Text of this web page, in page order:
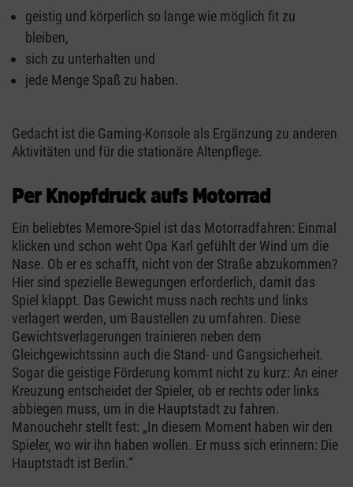
geistig und körperlich so lange wie möglich fit zu
bleiben,
sich zu unterhalten und
jede Menge Spaß zu haben.
Gedacht ist die Gaming-Konsole als Ergänzung zu anderen
Aktivitäten und für die stationäre Altenpflege.
Per Knopfdruck aufs Motorrad
Ein beliebtes Memore-Spiel ist das Motorradfahren: Einmal
klicken und schon weht Opa Karl gefühlt der Wind um die
Nase. Ob er es schafft, nicht von der Straße abzukommen?
Hier sind spezielle Bewegungen erforderlich, damit das
Spiel klappt. Das Gewicht muss nach rechts und links
verlagert werden, um Baustellen zu umfahren. Diese
Gewichtsverlagerungen trainieren neben dem
Gleichgewichtssinn auch die Stand- und Gangsicherheit.
Sogar die geistige Förderung kommt nicht zu kurz: An einer
Kreuzung entscheidet der Spieler, ob er rechts oder links
abbiegen muss, um in die Hauptstadt zu fahren.
Manouchehr stellt fest: „In diesem Moment haben wir den
Spieler, wo wir ihn haben wollen. Er muss sich erinnern: Die
Hauptstadt ist Berlin.“